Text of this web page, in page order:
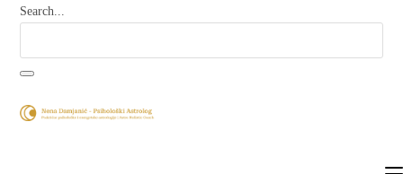
Search...